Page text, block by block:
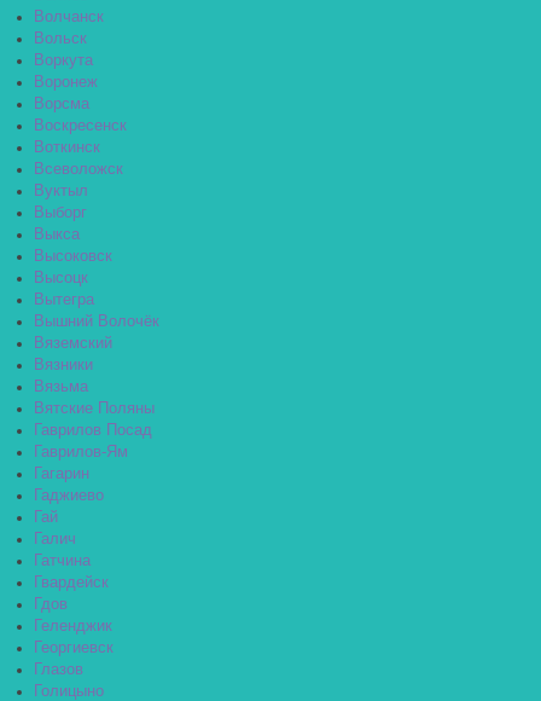
Волчанск
Вольск
Воркута
Воронеж
Ворсма
Воскресенск
Воткинск
Всеволожск
Вуктыл
Выборг
Выкса
Высоковск
Высоцк
Вытегра
Вышний Волочёк
Вяземский
Вязники
Вязьма
Вятские Поляны
Гаврилов Посад
Гаврилов-Ям
Гагарин
Гаджиево
Гай
Галич
Гатчина
Гвардейск
Гдов
Геленджик
Георгиевск
Глазов
Голицыно